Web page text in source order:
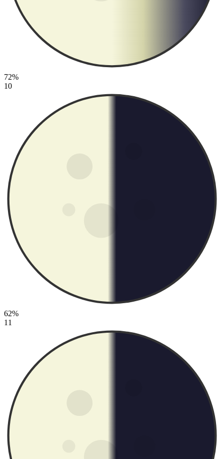
72%
10
62%
11